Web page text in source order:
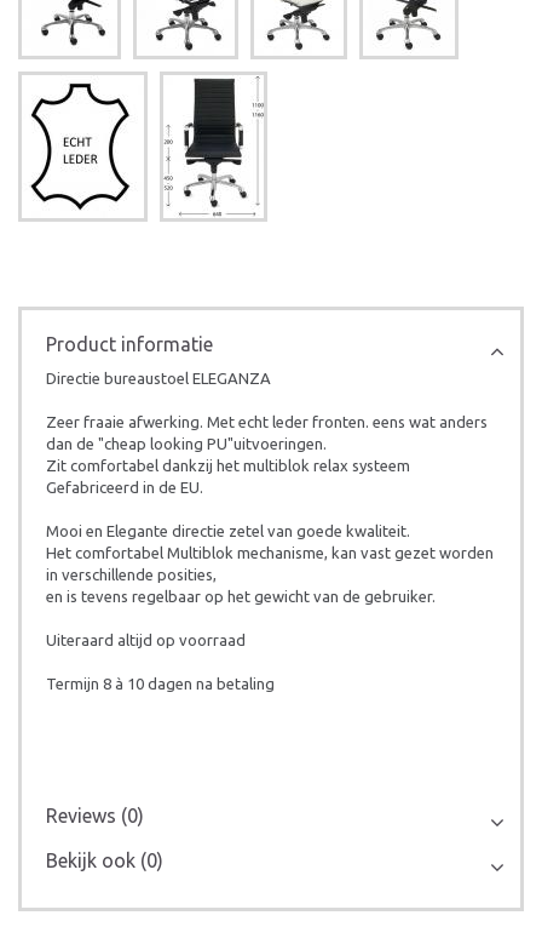
Product informatie
Directie bureaustoel ELEGANZA
Zeer fraaie afwerking. Met echt leder fronten. eens wat anders
dan de "cheap looking PU"uitvoeringen.
Zit comfortabel dankzij het multiblok relax systeem
Gefabriceerd in de EU.
Mooi en Elegante directie zetel van goede kwaliteit.
Het comfortabel Multiblok mechanisme, kan vast gezet worden
in verschillende posities,
en is tevens regelbaar op het gewicht van de gebruiker.
Uiteraard altijd op voorraad
Termijn 8 à 10 dagen na betaling
Reviews (0)
Bekijk ook (0)